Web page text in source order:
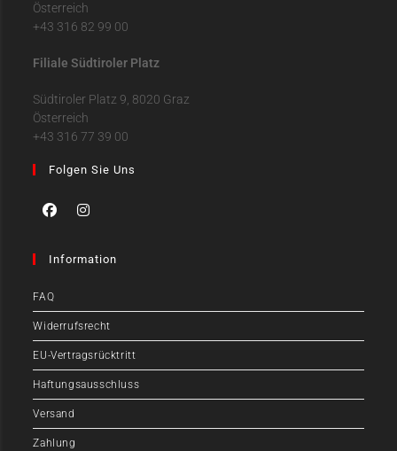
Österreich
+43 316 82 99 00
Filiale Südtiroler Platz
Südtiroler Platz 9, 8020 Graz
Österreich
+43 316 77 39 00
Folgen Sie Uns
Information
FAQ
Widerrufsrecht
EU-Vertragsrücktritt
Haftungsausschluss
Versand
Zahlung